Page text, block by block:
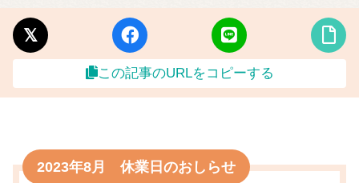
この記事のURLをコピーする
2023年8月 休業日のおしらせ